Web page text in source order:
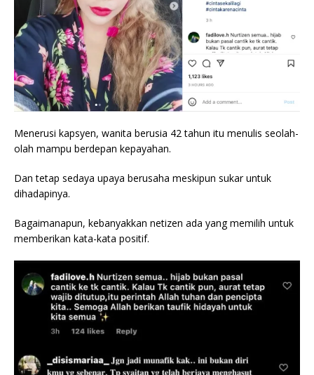
Menerusi kapsyen, wanita berusia 42 tahun itu menulis seolah-
olah mampu berdepan kepayahan.
Dan tetap sedaya upaya berusaha meskipun sukar untuk
dihadapinya.
Bagaimanapun, kebanyakkan netizen ada yang memilih untuk
memberikan kata-kata positif.